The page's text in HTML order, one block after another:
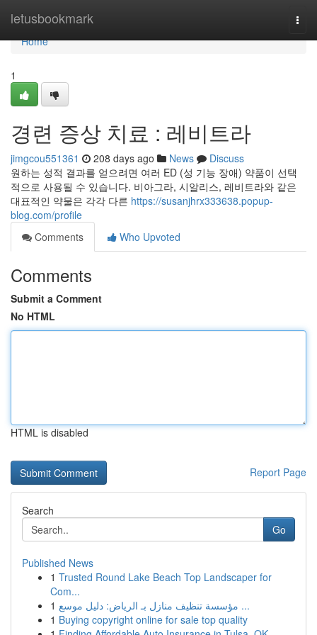
letusbookmark
Home
Home
1
경련 증상 치료 : 레비트라
jimgcou551361 208 days ago News
Discuss
원하는 성적 결과를 얻으려면 여러 ED (성 기능 장애) 약품이 선택
적으로 사용될 수 있습니다. 비아그라, 시알리스, 레비트라와 같은
대표적인 약물은 각각 다른 https://susanjhrx333638.popup-
blog.com/profile
Comments
Who Upvoted
Comments
Submit a Comment
No HTML
HTML is disabled
Report Page
Search
Go
Published News
1 Trusted Round Lake Beach Top Landscaper for
Com...
1
مؤسسة تنظيف منازل بـ الرياض: دليل موسع ...
1 Buying copyright online for sale top quality